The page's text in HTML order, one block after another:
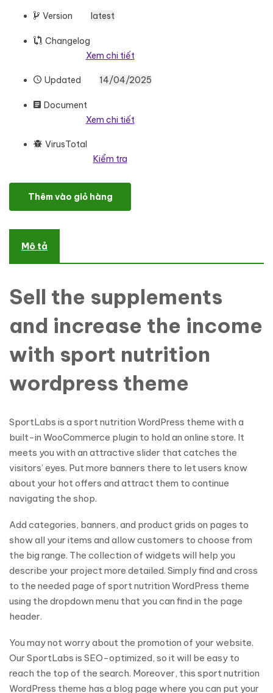
Version latest
Changelog
Xem chi tiết
Updated 14/04/2025
Document
Xem chi tiết
VirusTotal
Kiểm tra
SportLabs - Sport Nutrition WooCommerce Theme số lượng
Thêm vào giỏ hàng
Mô tả
Sell the supplements
and increase the income
with sport nutrition
wordpress theme
SportLabs is a sport nutrition WordPress theme with a
built-in WooCommerce plugin to hold an online store. It
meets you with an attractive slider that catches the
visitors’ eyes. Put more banners there to let users know
about your hot offers and attract them to continue
navigating the shop.
Add categories, banners, and product grids on pages to
show all your items and allow customers to choose from
the big range. The collection of widgets will help you
describe your project more detailed. Simply find and cross
to the needed page of sport nutrition WordPress theme
using the dropdown menu that you can find in the page
header.
You may not worry about the promotion of your website.
Our SportLabs is SEO-optimized, so it will be easy to
reach the top of the search. Moreover, this sport nutrition
WordPress theme has a blog page where you can put your